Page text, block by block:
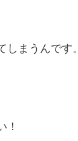
まうんです。
！